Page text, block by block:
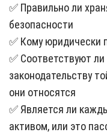
✅ Правильно ли
безопасности
✅ Кому юридически
✅ Соответствуют
законодательству
они относятся
✅ Является ли
активом, или это